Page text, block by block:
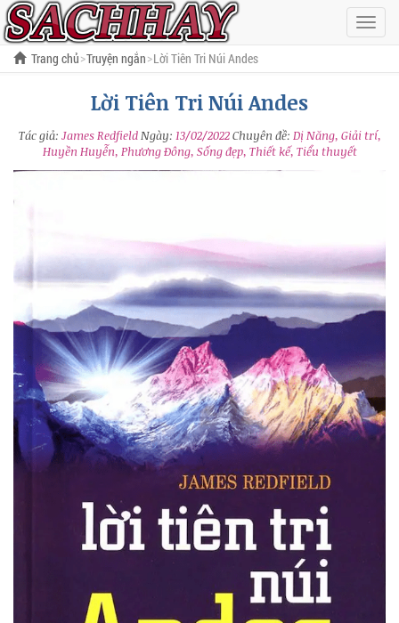
Hiện
menu
Trang chủ Truyện ngắn Lời Tiên Tri Núi Andes
Lời Tiên Tri Núi Andes
Tác giả: James RedfieldNgày: 13/02/2022Chuyên đề: Dị Năng, Giải trí,
Huyền Huyễn, Phương Đông, Sống đẹp, Thiết kế, Tiểu thuyết